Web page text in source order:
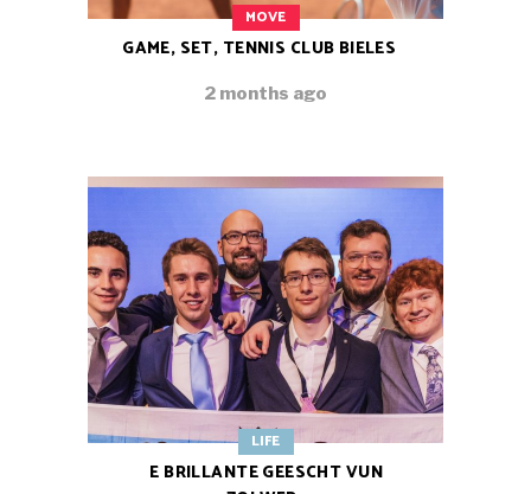
MOVE
GAME, SET, TENNIS CLUB BIELES
2 months ago
LIFE
E BRILLANTE GEESCHT VUN